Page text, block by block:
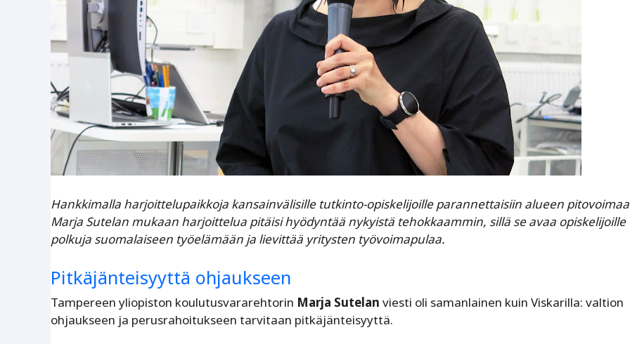
Hankkimalla harjoittelupaikkoja kansainvälisille tutkinto-opiskelijoille parannettaisiin alueen
Marja Sutelan mukaan harjoittelua pitäisi hyödyntää nykyistä tehokkaammin, sillä se avaa opiskelijoille
polkuja suomalaiseen työelämään ja lievittää yritysten työvoimapulaa.
Pitkäjänteisyyttä ohjaukseen
Tampereen yliopiston koulutusvararehtorin Marja Sutelan viesti oli samanlainen kuin Viskarilla: valtion
ohjaukseen ja perusrahoitukseen tarvitaan pitkäjänteisyyttä.